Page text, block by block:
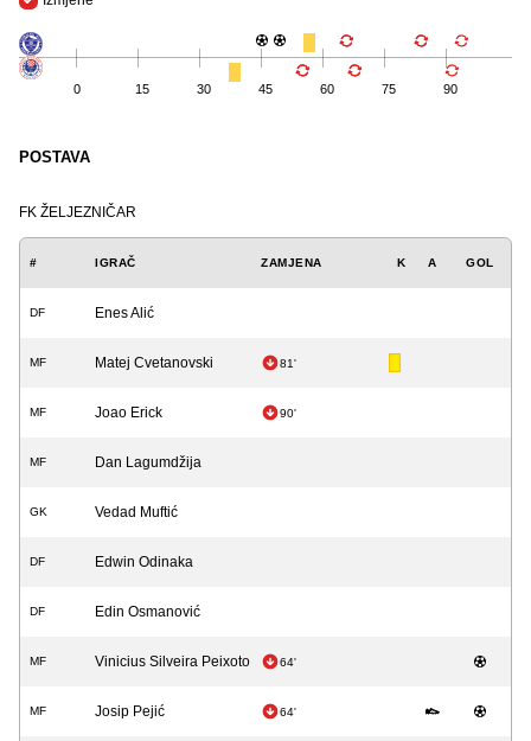
0 15 30 45 60 75 90
POSTAVA
FK ŽELJEZNIČAR
# IGRAČ ZAMJENA K A GOL
DF Enes Alić
MF Matej Cvetanovski 81'
MF Joao Erick 90'
MF Dan Lagumdžija
GK Vedad Muftić
DF Edwin Odinaka
DF Edin Osmanović
MF Vinicius Silveira Peixoto 64'
MF Josip Pejić 64'